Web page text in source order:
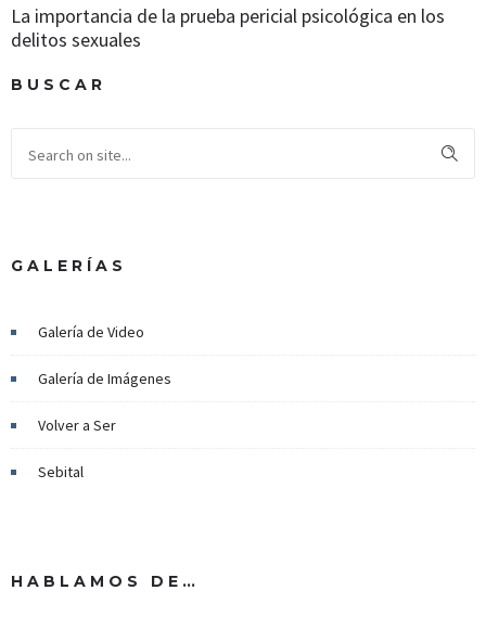
La importancia de la prueba pericial psicológica en los
delitos sexuales
BUSCAR
GALERÍAS
Galería de Video
Galería de Imágenes
Volver a Ser
Sebital
HABLAMOS DE…